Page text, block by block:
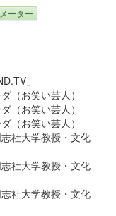
ーター
」
お笑い芸人）
お笑い芸人）
お笑い芸人）
社大学教授・文化
社大学教授・文化
社大学教授・文化